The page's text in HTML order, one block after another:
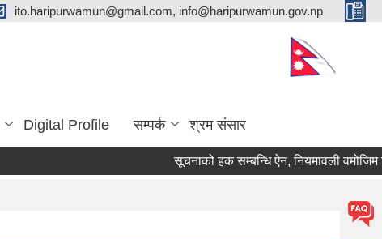
ito.haripurwamun@gmail.com, info@haripurwamun.gov.np
Digital Profile सम्पर्क श्रम संसार
सूचनाको हक सम्बन्धि ऐन, नियमावली वमोजिम